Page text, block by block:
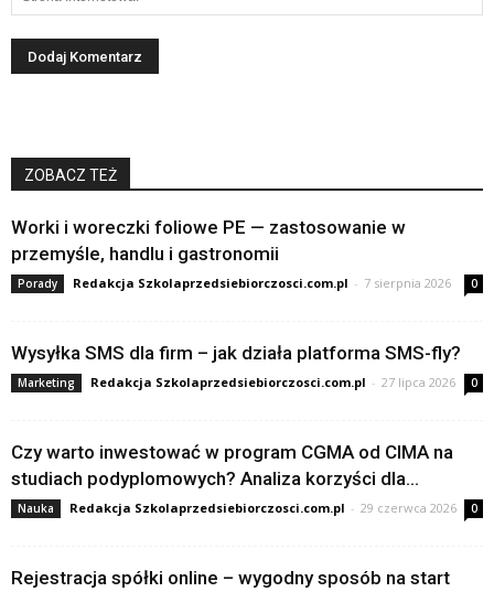
ZOBACZ TEŻ
Worki i woreczki foliowe PE — zastosowanie w
przemyśle, handlu i gastronomii
Porady Redakcja Szkolaprzedsiebiorczosci.com.pl - 7 sierpnia 2026 0
Wysyłka SMS dla firm – jak działa platforma SMS-fly?
Marketing Redakcja Szkolaprzedsiebiorczosci.com.pl - 27 lipca 2026 0
Czy warto inwestować w program CGMA od CIMA na
studiach podyplomowych? Analiza korzyści dla...
Nauka Redakcja Szkolaprzedsiebiorczosci.com.pl - 29 czerwca 2026 0
Rejestracja spółki online – wygodny sposób na start